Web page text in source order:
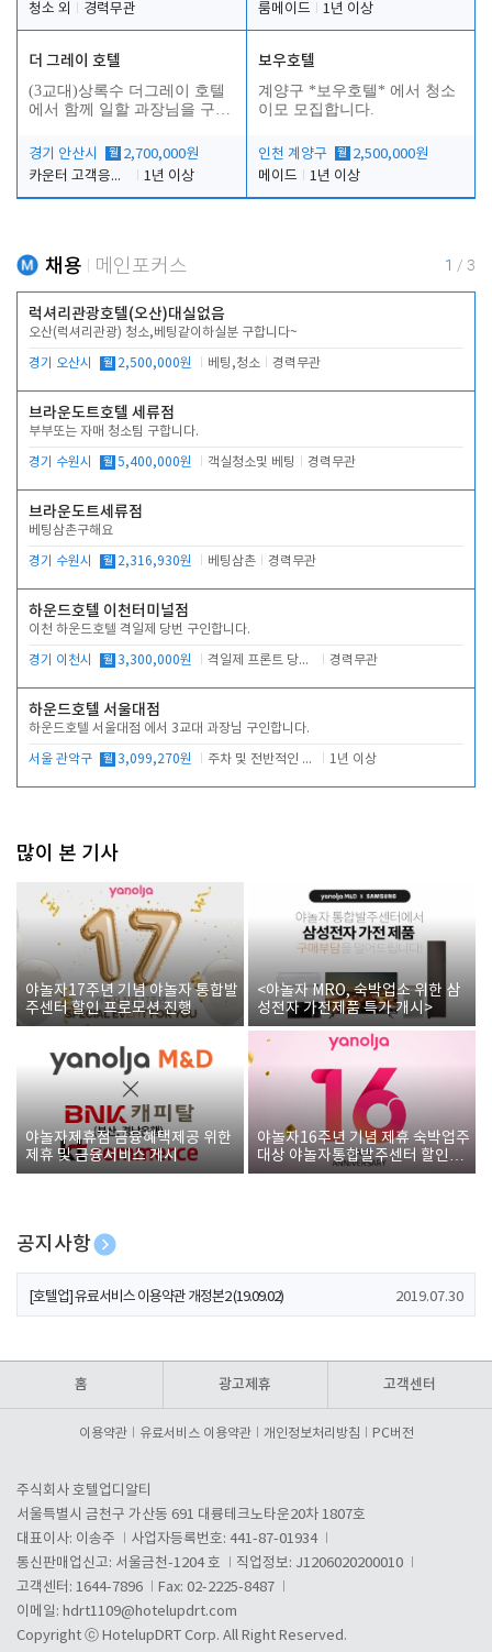
청소 외
경력무관
룸메이드
1년 이상
더 그레이 호텔
(3교대)상록수 더그레이 호텔
에서 함께 일할 과장님을 구합
경기 안산시
월 2,700,000원
카운터 고객응대 및 야간더블청소
1년 이상
보우호텔
계양구 *보우호텔* 에서 청소
이모 모집합니다.
인천 계양구 월 2,500,000원
메이드
1년 이상
채용 메인포커스 1 / 3
럭셔리관광호텔(오산)대실없음
오산(럭셔리관광) 청소,베팅같이하실분 구합니다~
경기 오산시 월 2,500,000원 베팅,청소 경력무관
브라운도트호텔 세류점
부부또는 자매 청소팀 구합니다.
경기 수원시 월 5,400,000원 객실청소및 베팅 경력무관
브라운도트세류점
베팅삼촌구해요
경기 수원시 월 2,316,930원 베팅삼촌 경력무관
하운드호텔 이천터미널점
이천 하운드호텔 격일제 당번 구인합니다.
경기 이천시 월 3,300,000원 격일제 프론트 당번 업무로 주차 및 객실 점검 경력무관
하운드호텔 서울대점
하운드호텔 서울대점 에서 3교대 과장님 구인합니다.
서울 관악구 월 3,099,270원 주차 및 전반적인 당번업무 1년 이상
많이 본 기사
야놀자17주년 기념 야놀자 통합발
주센터 할인 프로모션 진행
<야놀자 MRO, 숙박업소 위한 삼
성전자 가전제품 특가 개시>
야놀자제휴점 금융혜택제공 위한
제휴 및 금융서비스 게시
야놀자16주년 기념 제휴 숙박업주
대상 야놀자통합발주센터 할인쿠
폰 증정
공지사항
[호텔업] 개인정보 처리방침 개정본1 (19.09.02)
[호텔업] 유료서비스 이용약관 개정본2 (19.09.02) 2019.07.30
홈 광고제휴 고객센터
이용약관 유료서비스 이용약관 개인정보처리방침 PC버전
주식회사 호텔업디알티
서울특별시 금천구 가산동 691 대륭테크노타운20차 1807호
대표이사: 이송주
사업자등록번호: 441-87-01934
통신판매업신고: 서울금천-1204 호
직업정보: J1206020200010
고객센터: 1644-7896
Fax: 02-2225-8487
이메일: hdrt1109@hotelupdrt.com
Copyright ⓒ HotelupDRT Corp. All Right Reserved.